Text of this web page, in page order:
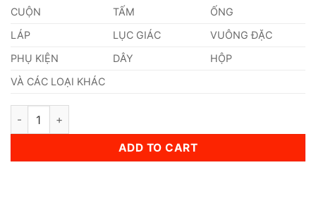
CUỘN TẤM
ỐNG
LÁP
LỤC GIÁC
VUÔNG ĐẶC
PHỤ KIỆN
DÂY
HỘP
VÀ CÁC LOẠI KHÁC
Dây Inox Đàn Hồi 0,90mm quantity
ADD TO CART